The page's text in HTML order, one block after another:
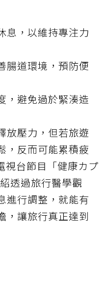
息，以維持專注力
腸道環境，預防便
，避免過於緊湊造
放壓力，但若旅遊
，反而可能累積疲
視台節目「健康カプ
透過旅行醫學觀
進行調整，就能有
，讓旅行真正達到